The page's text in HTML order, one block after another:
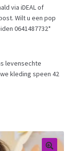
via iDEAL of
Wilt u een pop
0641487732*
levensechte
kleding speen 42